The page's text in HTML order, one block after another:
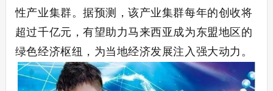
性产业集群。据预测，该产业集群每年的创收将
超过千亿元，有望助力马来西亚成为东盟地区的
绿色经济枢纽，为当地经济发展注入强大动力。